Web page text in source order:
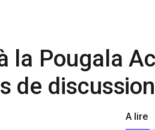
la Pougala
de
A lire